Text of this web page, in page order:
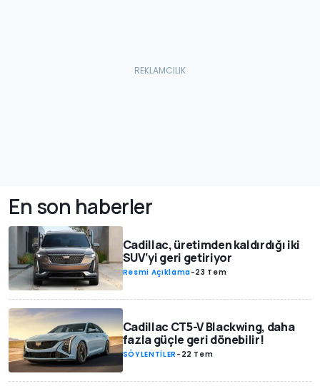
En son haberler
Cadillac, üretimden kaldırdığı iki
SUV’yi geri getiriyor
Resmi Açıklama-23 Tem
Cadillac CT5-V Blackwing, daha
fazla güçle geri dönebilir!
SÖYLENTİLER - 22 Tem